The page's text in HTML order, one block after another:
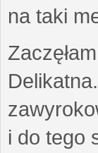
na taki
i do tego